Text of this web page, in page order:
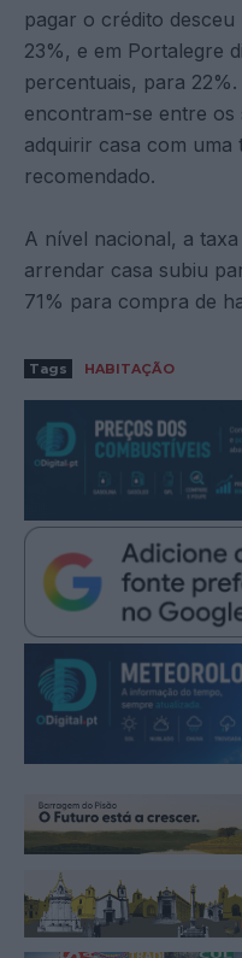
pagar o crédito
23%, e em Portalegre
percentuais, para
encontram-se entre os
adquirir casa com
recomendado.
A nível nacional, a
arrendar casa subiu
71% para compra de
Tags HABITAÇÃO